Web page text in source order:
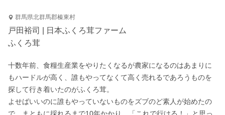
群馬県北群馬郡榛東村
戸田裕司 | 日本ふくろ茸ファーム
ふくろ茸
十数年前、食糧生産業をやりたくなるが農家になるのはあまりに
もハードルが高く、誰もやってなくて高く売れるであろうものを
探して行き着いたのがふくろ茸。
よせばいいのに誰もやっていないものをズブのど素人が始めたの